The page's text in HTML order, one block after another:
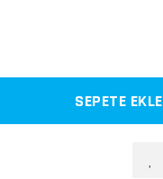
SEPETE EKLE